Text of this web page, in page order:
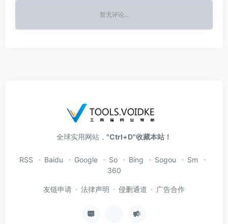
暂无评论...
全球实用网站， "Ctrl+D"收藏本站！
RSS Baidu Google So Bing Sogou
Sm
360
友链申请 法律声明 侵删通道 广告合作